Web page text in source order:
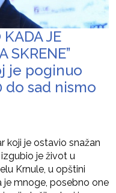
KADA JE
SKRENE”
je poginuo
do sad nismo
koji je ostavio snažan
je život u
Krnule, u opštini
je mnoge, posebno one